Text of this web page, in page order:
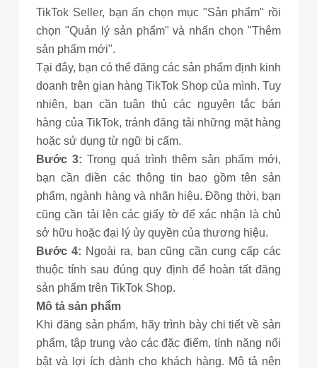
TikTok Seller, bạn ấn chọn mục "Sản phẩm" rồi
chọn "Quản lý sản phẩm" và nhấn chọn "Thêm
sản phẩm mới".
Tại đây, bạn có thể đăng các sản phẩm định kinh
doanh trên gian hàng TikTok Shop của mình. Tuy
nhiên, bạn cần tuân thủ các nguyên tắc bán
hàng của TikTok, tránh đăng tải những mặt hàng
hoặc sử dụng từ ngữ bị cấm.
Bước 3: Trong quá trình thêm sản phẩm mới,
bạn cần điền các thông tin bao gồm tên sản
phẩm, ngành hàng và nhãn hiệu. Đồng thời, bạn
cũng cần tải lên các giấy tờ để xác nhận là chủ
sở hữu hoặc đại lý ủy quyền của thương hiệu.
Bước 4: Ngoài ra, bạn cũng cần cung cấp các
thuộc tính sau đúng quy định để hoàn tất đăng
sản phẩm trên TikTok Shop.
Mô tả sản phẩm
Khi đăng sản phẩm, hãy trình bày chi tiết về sản
phẩm, tập trung vào các đặc điểm, tính năng nổi
bật và lợi ích dành cho khách hàng. Mô tả nên